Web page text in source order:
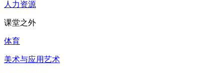
人力资源
课堂之外
体育
美术与应用艺术